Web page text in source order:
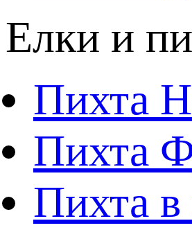
Елки и
Пихта
Пихта
Пихта